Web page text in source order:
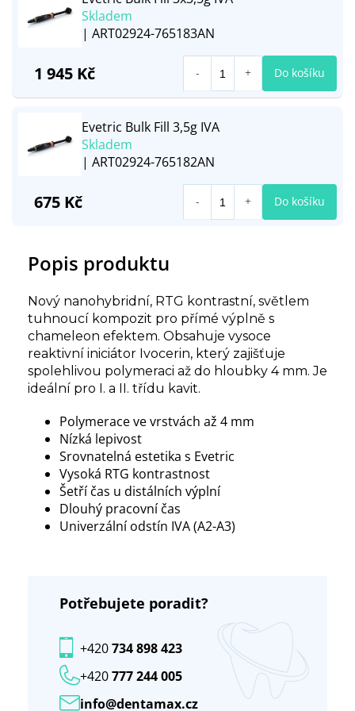
Popis produktu
Nový nanohybridní, RTG kontrastní, světlem
tuhnoucí kompozit pro přímé výplně s
chameleon efektem. Obsahuje vysoce
reaktivní iniciátor Ivocerin, který zajišťuje
spolehlivou polymeraci až do hloubky 4 mm. Je
ideální pro I. a II. třídu kavit.
Polymerace ve vrstvách až 4 mm
Nízká lepivost
Srovnatelná estetika s Evetric
Vysoká RTG kontrastnost
Šetří čas u distálních výplní
Dlouhý pracovní čas
Univerzální odstín IVA (A2-A3)
Potřebujete poradit?
info@dentamax.cz
+420777 244 005
+420734 898 423
Skladem
| ART02924-765183AN
1 945 Kč Do košíku
Evetric Bulk Fill 3,5g IVA
Skladem
| ART02924-765182AN
675 Kč Do košíku